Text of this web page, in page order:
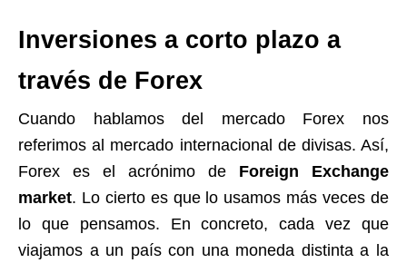
Inversiones a corto plazo a
través de Forex
Cuando hablamos del mercado Forex nos
referimos al mercado internacional de divisas. Así,
Forex es el acrónimo de Foreign Exchange
market. Lo cierto es que lo usamos más veces de
lo que pensamos. En concreto, cada vez que
viajamos a un país con una moneda distinta a la